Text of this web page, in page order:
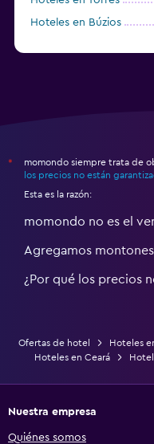
Hoteles en Búzios
*
momondo siempre trata de
los precios no están
Esta es la razón:
momondo no es el
Agregamos
¿Por qué los precios
Ofertas de hotel Hoteles
Hoteles en Ceará
Nuestra empresa
Quiénes somos